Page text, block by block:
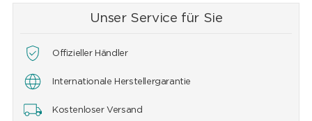
Unser Service für Sie
Offizieller Händler
Internationale Herstellergarantie
Kostenloser Versand